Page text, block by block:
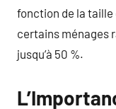
fonction de la taille
certains ménages
jusqu’à 50 %.